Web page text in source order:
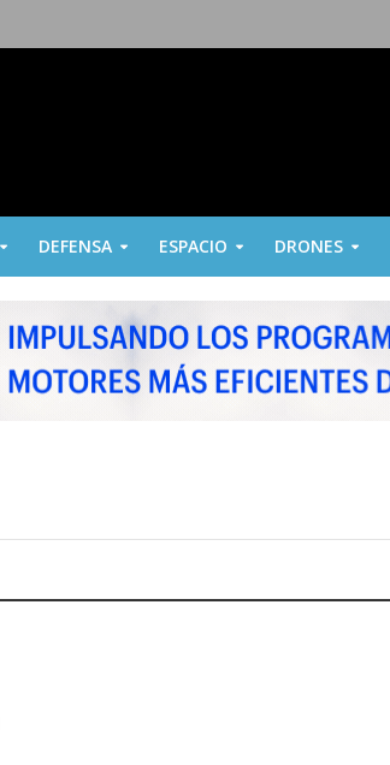
DEFENSA ESPACIO DRONES